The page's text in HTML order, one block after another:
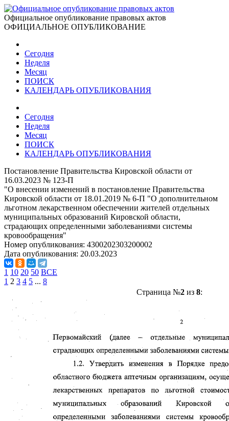
Официальное опубликование правовых актов
ОФИЦИАЛЬНОЕ ОПУБЛИКОВАНИЕ
Сегодня
Неделя
Месяц
ПОИСК
КАЛЕНДАРЬ ОПУБЛИКОВАНИЯ
Сегодня
Неделя
Месяц
ПОИСК
КАЛЕНДАРЬ ОПУБЛИКОВАНИЯ
Постановление Правительства Кировской области от
16.03.2023 № 123-П
"О внесении изменений в постановление Правительства
Кировской области от 18.01.2019 № 6-П "О дополнительном
льготном лекарственном обеспечении жителей отдельных
муниципальных образований Кировской области,
страдающих определенными заболеваниями системы
кровообращения"
Номер опубликования: 4300202303200002
Дата опубликования: 20.03.2023
1 10 20 50 ВСЕ
1 2 3 4 5 ... 8
Страница №2из 8: